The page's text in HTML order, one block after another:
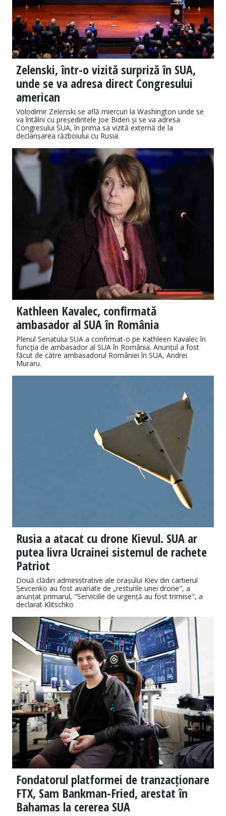
Zelenski, într-o vizită surpriză în SUA,
unde se va adresa direct Congresului
american
Volodimir Zelenski se află miercuri la Washington unde se
va întâlni cu președintele Joe Biden și se va adresa
Congresului SUA, în prima sa vizită externă de la
declanșarea războiului cu Rusia.
Kathleen Kavalec, confirmată
ambasador al SUA în România
Plenul Senatului SUA a confirmat-o pe Kathleen Kavalec în
funcția de ambasador al SUA în România. Anunțul a fost
făcut de către ambasadorul României în SUA, Andrei
Muraru.
Rusia a atacat cu drone Kievul. SUA ar
putea livra Ucrainei sistemul de rachete
Patriot
Două clădiri administrative ale orașului Kiev din cartierul
Șevcenko au fost avariate de „resturile unei drone", a
anunțat primarul, "Serviciile de urgență au fost trimise", a
declarat Klitschko
Fondatorul platformei de tranzacționare
FTX, Sam Bankman-Fried, arestat în
Bahamas la cererea SUA